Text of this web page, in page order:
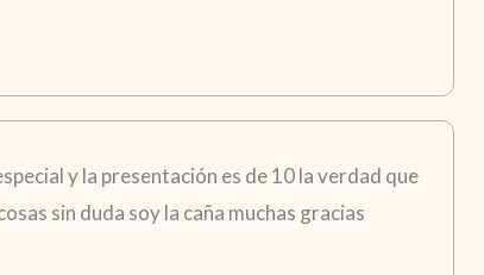
y la presentación es de 10 la verdad que
sin duda soy la caña muchas gracias